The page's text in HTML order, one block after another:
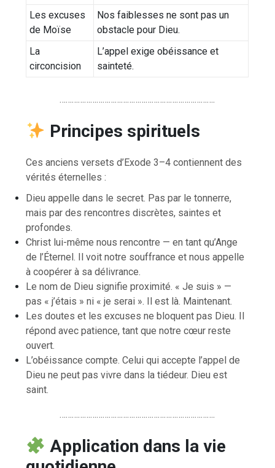
Les excuses
de Moïse
Nos faiblesses ne sont pas un
obstacle pour Dieu.
La
circoncision
L’appel exige obéissance et
sainteté.
………………………………………………………………….
Principes spirituels
Ces anciens versets d’Exode 3–4 contiennent des
vérités éternelles :
Dieu appelle dans le secret. Pas par le tonnerre,
mais par des rencontres discrètes, saintes et
profondes.
Christ lui-même nous rencontre — en tant qu’Ange
de l’Éternel. Il voit notre souffrance et nous appelle
à coopérer à sa délivrance.
Le nom de Dieu signifie proximité. « Je suis » —
pas « j’étais » ni « je serai ». Il est là. Maintenant.
Les doutes et les excuses ne bloquent pas Dieu. Il
répond avec patience, tant que notre cœur reste
ouvert.
L’obéissance compte. Celui qui accepte l’appel de
Dieu ne peut pas vivre dans la tiédeur. Dieu est
saint.
………………………………………………………………….
Application dans la vie